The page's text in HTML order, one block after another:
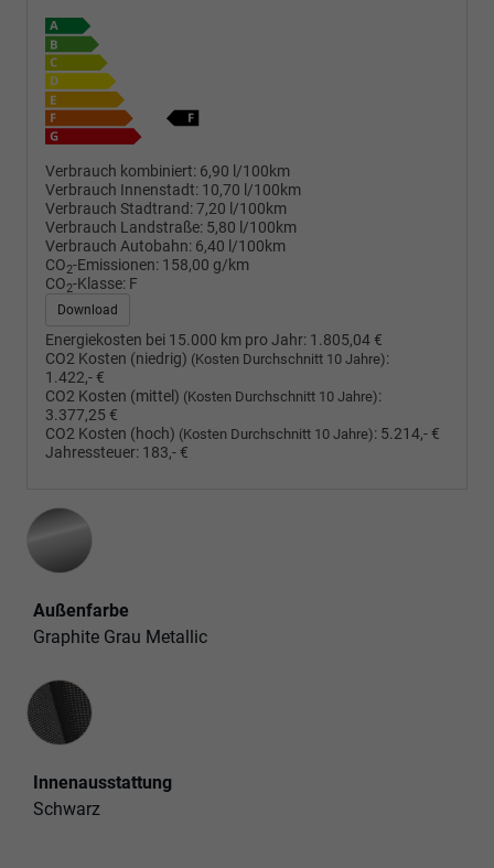
Verbrauch kombiniert: 6,90 l/100km
Verbrauch Innenstadt: 10,70 l/100km
Verbrauch Stadtrand:7,20 l/100km
Verbrauch Landstraße: 5,80 l/100km
Verbrauch Autobahn: 6,40 l/100km
CO2-Emissionen: 158,00 g/km
CO2-Klasse: F
Download
Energiekosten bei 15.000 km pro Jahr: 1.805,04 €
CO2 Kosten (niedrig) (Kosten Durchschnitt 10 Jahre):
1.422,- €
CO2 Kosten (mittel) (Kosten Durchschnitt 10 Jahre):
3.377,25 €
CO2 Kosten (hoch) (Kosten Durchschnitt 10 Jahre): 5.214,- €
Jahressteuer: 183,- €
Außenfarbe
Graphite Grau Metallic
Innenausstattung
Innenausstattung
Schwarz